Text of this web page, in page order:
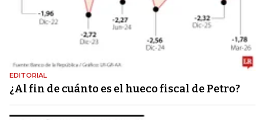
EDITORIAL
¿Al fin de cuánto es el hueco fiscal de Petro?